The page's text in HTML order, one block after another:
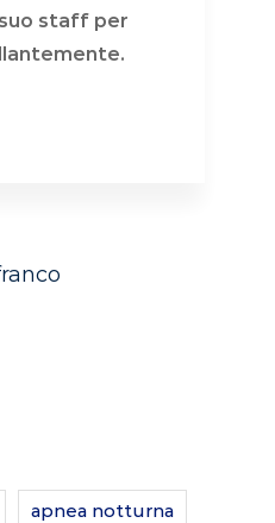
staff per
apnea notturna